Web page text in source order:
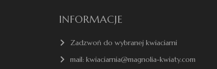
INFORMACJE
Zadzwoń do wybranej kwiaciarni
mail: kwiaciarnia@magnolia-kwiaty.com